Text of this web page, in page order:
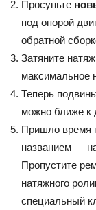
Просуньте
под опорой
обратной
Затяните
максимальное
Теперь
можно ближе к
Пришло время
названием —
Пропустите
натяжного
специальный